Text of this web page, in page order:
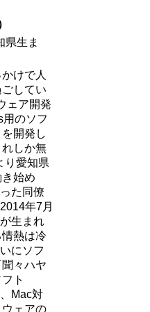
県生ま
けで人
してい
ェア開発
のソフ
開発し
しか無
り愛知県
始め
た同僚
年7月
生まれ
熱は冷
にソフ
々ハヤ
ト
Mac対
ェアの